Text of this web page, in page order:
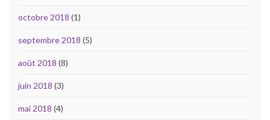
octobre 2018 (1)
septembre 2018 (5)
août 2018 (8)
juin 2018 (3)
mai 2018 (4)